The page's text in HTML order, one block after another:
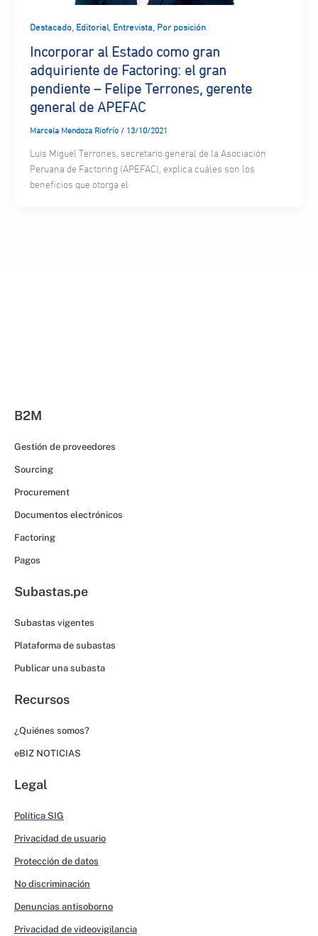
Destacado, Editorial, Entrevista, Por posición
Incorporar al Estado como gran
adquiriente de Factoring: el gran
pendiente – Felipe Terrones, gerente
general de APEFAC
Marcela Mendoza Riofrío / 13/10/2021
Luis Miguel Terrones, secretario general de la Asociación
Peruana de Factoring (APEFAC), explica cuáles son los
beneficios que otorga el
B2M
Gestión de proveedores
Sourcing
Procurement
Documentos electrónicos
Factoring
Pagos
Subastas.pe
Subastas vigentes
Plataforma de subastas
Publicar una subasta
Recursos
¿Quiénes somos?
eBIZ NOTICIAS
Legal
Política SIG
Privacidad de usuario
Protección de datos
No discriminación
Denuncias antisoborno
Privacidad de videovigilancia